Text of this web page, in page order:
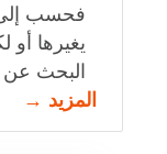
فحسب إلى
يغيرها أو
البحث عن
المزيد →